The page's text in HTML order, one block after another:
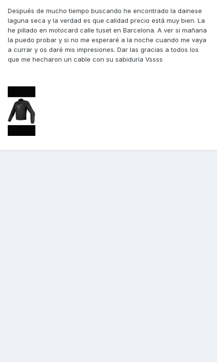
Después de mucho tiempo buscando he encontrado la dainese
laguna seca y la verdad es que calidad precio está muy bien. La
he pillado en motocard calle tuset en Barcelona. A ver si mañana
la puedo probar y si no me esperaré a la noche cuando me vaya
a currar y os daré mis impresiones. Dar las gracias a todos los
que me hecharon un cable con su sabiduría Vssss